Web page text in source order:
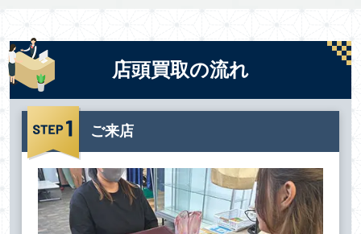
店頭買取の流れ
ご来店